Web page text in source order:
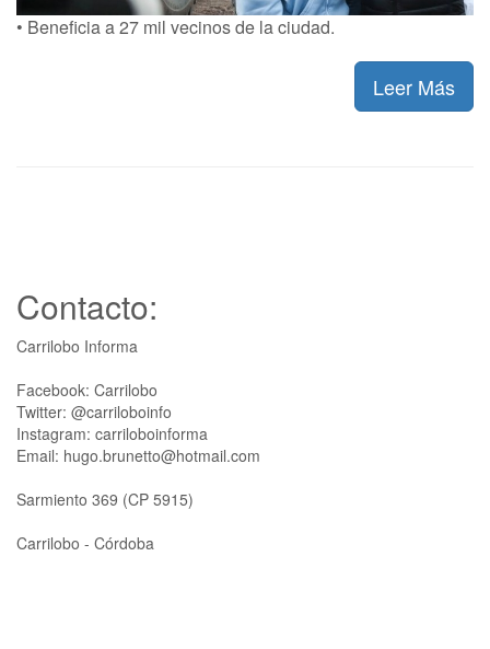
• Beneficia a 27 mil vecinos de la ciudad.
Leer Más
Contacto:
Carrilobo Informa
Facebook: Carrilobo
Twitter: @carriloboinfo
Instagram: carriloboinforma
Email: hugo.brunetto@hotmail.com
Sarmiento 369 (CP 5915)
Carrilobo - Córdoba